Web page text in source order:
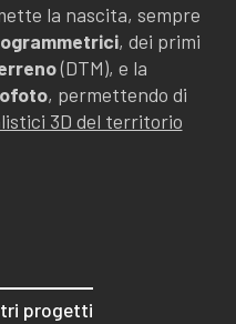
la nascita, sempre
, dei primi
(DTM), e la
, permettendo di
3D del territorio
progetti